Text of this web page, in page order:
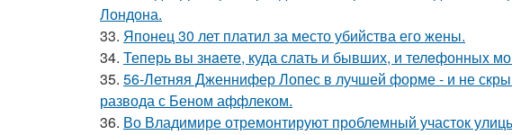
Лондона.
33. Японец 30 лет платил за место убийства его жены.
34. Теперь вы знaетe, куда слать и бывших, и телeфонныx
35. 56-Летняя Дженнифер Лопес в лучшей форме - и не
развода с Беном аффлеком.
36. Во Владимире отремонтируют проблемный участок